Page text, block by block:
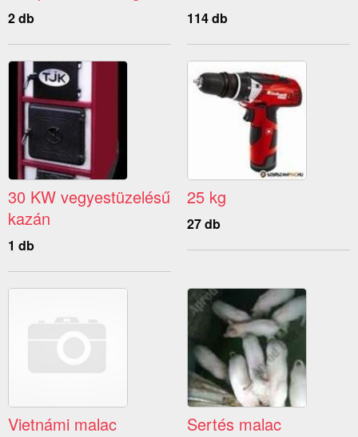
2 db 114 db
30 KW vegyestüzelésű
kazán
1 db
25 kg
27 db
Vietnámi malac Sertés malac